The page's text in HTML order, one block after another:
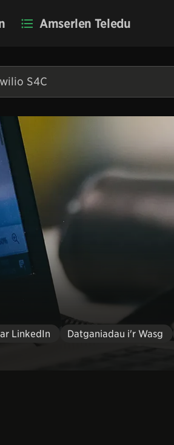
Amserlen Teledu
LinkedIn Datganiadau i'r Wasg